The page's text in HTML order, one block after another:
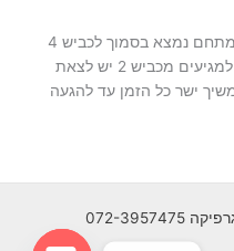
ניתן להגיע ברכב פרטי, המתחם נמצא בסמוך לכביש 4
ממש ליד כיכר המשטרה, למגיעים מכביש 2 יש לצאת
ישר כל הזמן עד להגעה
3957475